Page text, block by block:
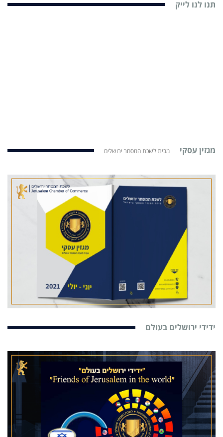
תנו לנו לייק
מגזין עסקי מבית לשכת המסחר ירושלים
ידידי ירושלים בעולם